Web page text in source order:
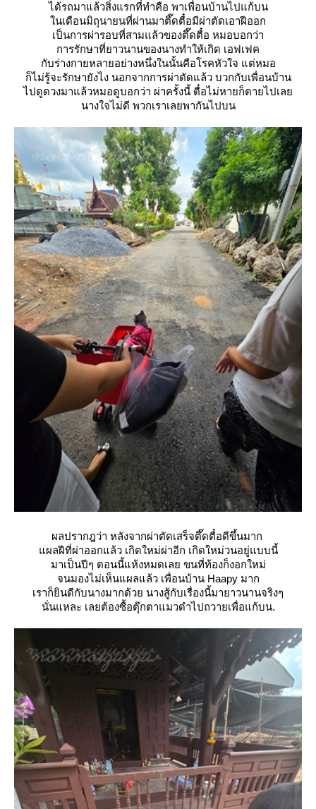
ได้รถมาแล้วสิ่งแรกที่ทำคือ พาเพื่อนบ้านไปแก้บน
นเดือนมิถุนายนที่ผ่านมาตึ๊ดตื๋อมีผ่าตัดเอาฝีออก
เป็นการผ่ารอบที่สามแล้วของตึ๊ดตื๋อ หมอบอกว่า
การรักษาที่ยาวนานของนางทำให้เกิด เอฟเฟค
กับร่างกายหลายอย่างหนึ่งในนั้นคือโรคหัวใจ แต่หมอ
ก็ไม่รู้จะรักษายังไง นอกจากการผ่าตัดแล้ว บวกกับเพื่อนบ้าน
ไปดูดวงมาแล้วหมอดูบอกว่า ผ่าครั้งนี้ ตื๋อไม่หายก็ตายไปเล
นางใจไม่ดี พวกเราเลยพากันไปบน
ผลปรากฎว่า หลังจากผ่าตัดเสร็จตึ๊ดตื๋อดีขึ้นมาก
ผลฝีที่ผ่าออกแล้ว เกิดใหม่ผ่าอีก เกิดใหม่วนอยู่แบบนี้
มาเป็นปีๆ ตอนนี้แห้งหมดเลย ขนที่ท้องก็งอกใหม่
จนมองไม่เห็นแผลแล้ว เพื่อนบ้าน Haapy มาก
เราก็ยินดีกับนางมากด้วย นางสู้กับเรื่องนี้มายาวนานจริงๆ
นั่นแหละ เลยต้องซื้อตุ๊กตาแมวดำไปถวายเพื่อแก้บน.